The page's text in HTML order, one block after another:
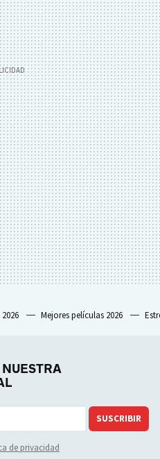
Mejores películas 2026
SUSCRIBIR
de privacidad